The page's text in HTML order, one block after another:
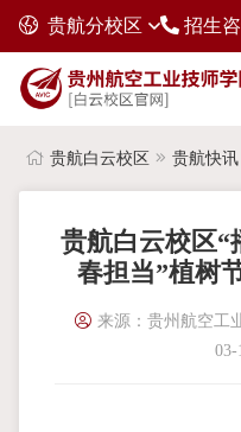
贵航分校区 招生
贵航白云校区 贵航快讯
贵航白云校区“
春担当”植树
来源：贵州航空工
03-